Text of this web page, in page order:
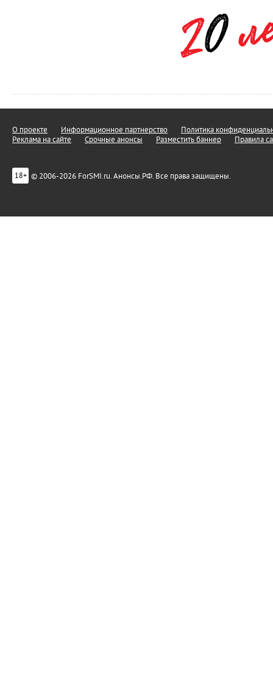
О проекте Информационное партнерство
Политика
Реклама на сайте
Срочные анонсы Разместить баннер Правила
18+ © 2006-2026 ForSMI.ru. Анонсы.РФ. Все права защищены.